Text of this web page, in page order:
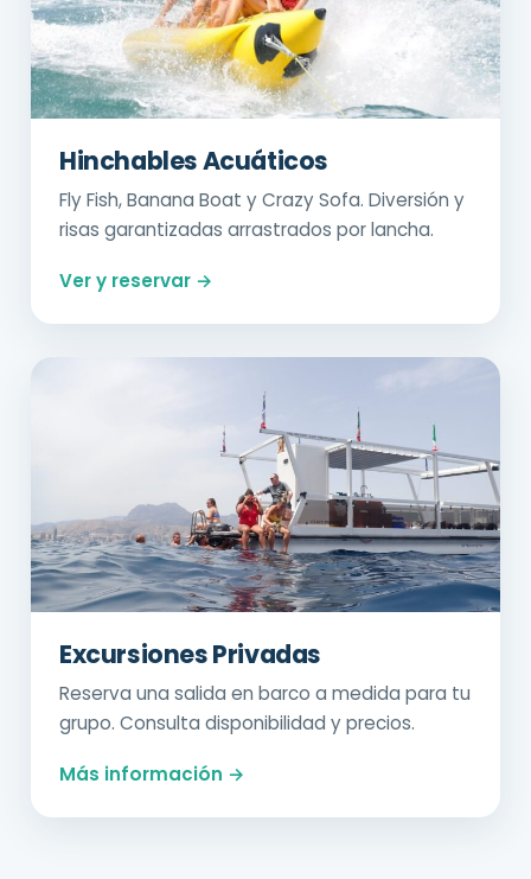
Hinchables Acuáticos
Fly Fish, Banana Boat y Crazy Sofa. Diversión y
risas garantizadas arrastrados por lancha.
Ver y reservar →
Excursiones Privadas
Reserva una salida en barco a medida para tu
grupo. Consulta disponibilidad y precios.
Más información →